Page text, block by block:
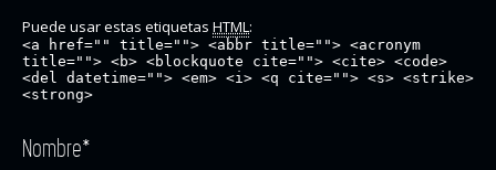
Puede usar estas etiquetas HTML:
<a href="" title=""> <abbr title=""> <acronym
title=""> <b> <blockquote cite=""> <cite> <code>
<del datetime=""> <em> <i> <q cite=""> <s> <strike>
<strong>
Nombre*